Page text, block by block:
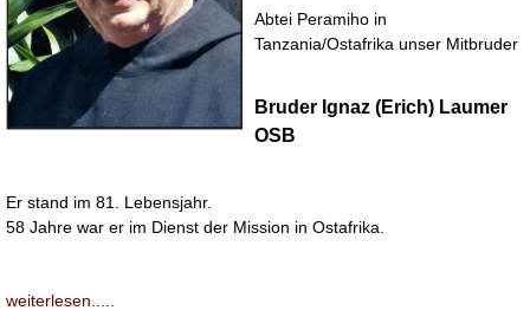
Abtei Peramiho in
Tanzania/Ostafrika unser Mitbruder
Bruder Ignaz (Erich) Laumer
OSB
Er stand im 81. Lebensjahr.
58 Jahre war er im Dienst der Mission in Ostafrika.
weiterlesen.....